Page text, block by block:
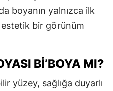
boyanın yalnızca ilk
bir görünüm
BI’BOYA MI?
yüzey, sağlığa duyarlı